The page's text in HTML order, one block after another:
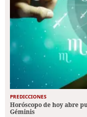
PREDICCIONES
Horóscopo de hoy abre
Géminis